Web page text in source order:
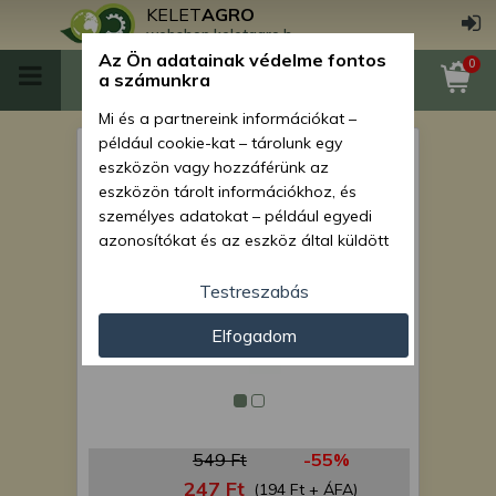
KELETAGRO
webshop.keletagro.hu
0
anya 4506.a
549 Ft -55%
247 Ft (194 Ft + ÁFA)
Az Ön adatainak védelme fontos
a számunkra
Mi és a partnereink információkat –
például cookie-kat – tárolunk egy
eszközön vagy hozzáférünk az
eszközön tárolt információkhoz, és
személyes adatokat – például egyedi
azonosítókat és az eszköz által küldött
személyre szabott hirdetések és
tartalom nyújtásához, hirdetés- és
tartalomméréshez, nézettségi adatok
gyűjtéséhez, valamint termékek
javításához. Az Ön engedélyével mi és a
módszerrel szerzett pontos geolokációs
adatokat és azonosítási információkat
Testreszabás
Elfogadom